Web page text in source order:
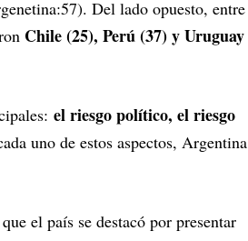
Del lado opuesto, entre
Chile (25), Perú (37) y Uruguay
el riesgo político, el riesgo
uno de estos aspectos, Argentina
el país se destacó por presentar